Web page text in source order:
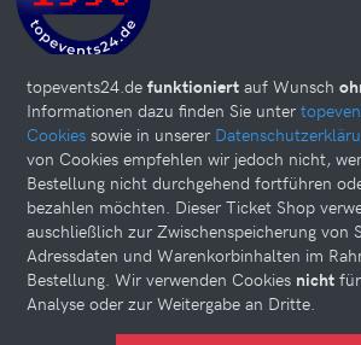
Diese Website kann Cookies verwenden.
topevents24.de funktioniert auf Wunsch
Informationen dazu finden Sie unter
Cookies sowie in unserer
von Cookies empfehlen wir jedoch nicht,
Bestellung nicht durchgehend fortführen
bezahlen möchten. Dieser Ticket Shop
auschließlich zur Zwischenspeicherung von
Adressdaten und Warenkorbinhalten im
Bestellung. Wir verwenden Cookies nicht
Analyse oder zur Weitergabe an Dritte.